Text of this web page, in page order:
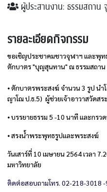
ผู้ประสานงาน: ธรรมสถาน
รายละเอียดกิจกรรม
ขอเชิญประชาคมชาวจุฬาฯ และพุ
ตักบาตร "บุญสุนทาน" ณ ธรรมสถา
⦁ ตักบาตรพระสงฆ์ จำนวน 3 รูป นำ
ญาโณ ป.ธ.5)  ผู้ช่วยเจ้าอาวาสวัดสร
⦁ บรรยายธรรม 5 -10 นาที และกร
⦁ สรงน้ำพระพุทธรูปและพระสงฆ์
วันเสาร์ที่ 10 เมษายน 2564 เวลา
มหาวิทยาลัย
ติดต่อสอบถามโทร. 02-218-3018 -